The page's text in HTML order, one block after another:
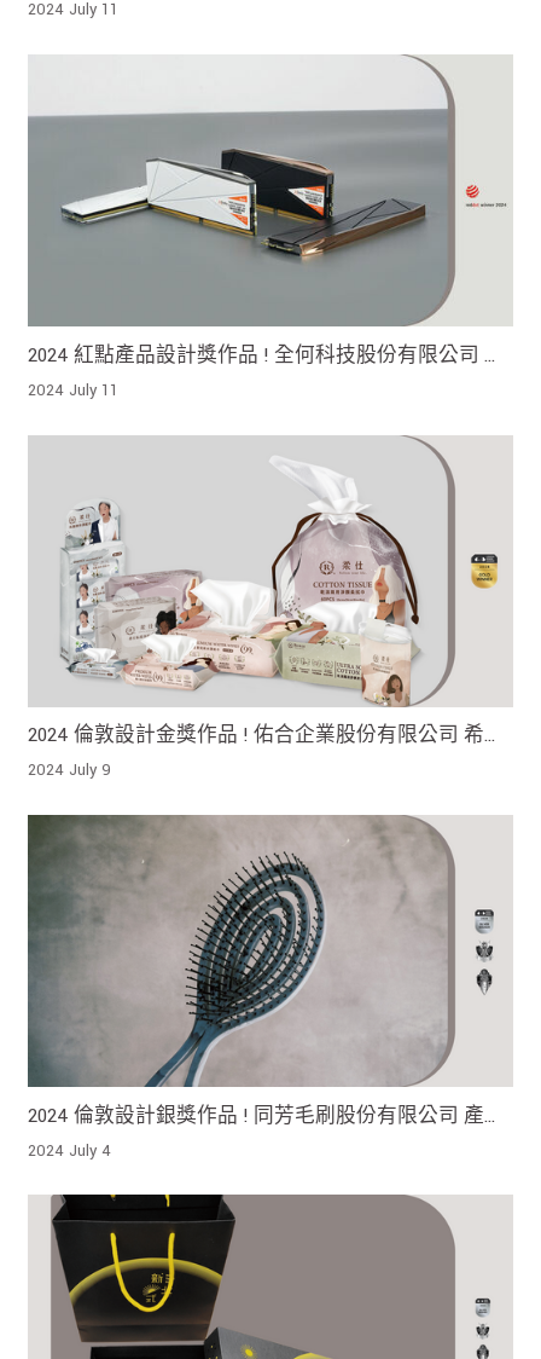
2024 July 11
2024 紅點產品設計獎作品 ! 全何科技股份有限公司 期
待產品提供使用者更高效 更優雅的選擇
2024 July 11
2024 倫敦設計金獎作品 ! 佑合企業股份有限公司 希望
能關照每位獨一無二的女性 呵護肌膚健康 讓每一天都
2024 July 9
2024 倫敦設計銀獎作品 ! 同芳毛刷股份有限公司 產品
在乾濕兩用方面表現出色
2024 July 4